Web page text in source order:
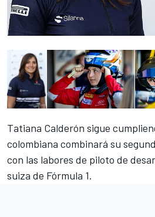
Tatiana Calderón sigue
colombiana combinará su
con las labores de piloto de
suiza de Fórmula 1.